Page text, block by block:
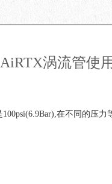
AiRTX涡流管使
在不同的压